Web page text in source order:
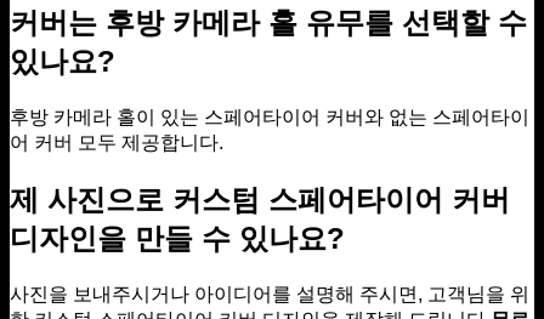
커버는 후방 카메라 홀 유무를 선택할 수
있나요?
후방 카메라 홀이 있는 스페어타이어 커버와 없는 스페어타이
어 커버 모두 제공합니다.
제 사진으로 커스텀 스페어타이어 커버
디자인을 만들 수 있나요?
사진을 보내주시거나 아이디어를 설명해 주시면, 고객님을 위